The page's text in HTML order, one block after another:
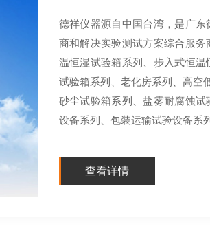
德祥仪器源自中国台湾，是广
商和解决实验测试方案综合服
温恒湿试验箱系列、步入式恒
试验箱系列、老化房系列、高空
砂尘试验箱系列、盐雾耐腐蚀
设备系列、包装运输试验设备系
查看详情